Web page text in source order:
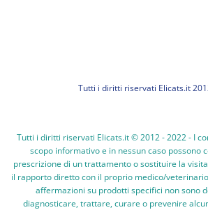
Tutti i diritti riservati Elicats.it
Tutti i diritti riservati Elicats.it © 2012 - 2022 - I
scopo informativo e in nessun caso possono
prescrizione di un trattamento o sostituire la
il rapporto diretto con il proprio medico/
affermazioni su prodotti specifici non sono
diagnosticare, trattare, curare o prevenire